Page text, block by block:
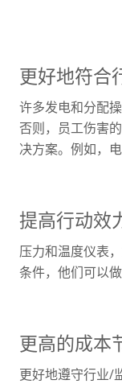
更好地符合
许多发电和分配
否则，员工伤害
决方案。例如，
提高行动效
压力和温度仪表
条件，他们可以
更高的成本
更好地遵守行业/